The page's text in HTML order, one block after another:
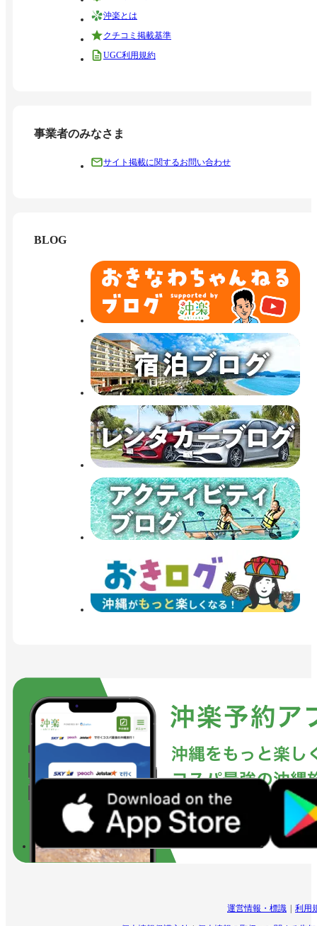
沖楽とは
クチコミ掲載基準
UGC利用規約
事業者のみなさま
サイト掲載に関するお問い合わせ
BLOG
運営情報・標識 利用